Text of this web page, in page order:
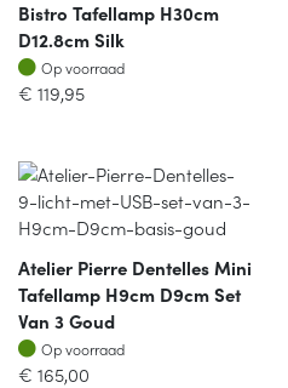
Bistro Tafellamp H30cm
D12.8cm Silk
Op voorraad
Op voorraad
€ 119,95
Atelier Pierre Dentelles Mini
Tafellamp H9cm D9cm Set
Van 3 Goud
Op voorraad
Op voorraad
€ 165,00